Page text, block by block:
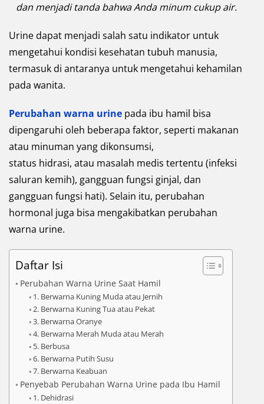
dan menjadi tanda bahwa Anda minum cukup air.
Urine dapat menjadi salah satu indikator untuk
mengetahui kondisi kesehatan tubuh manusia,
termasuk di antaranya untuk mengetahui kehamilan
pada wanita.
Perubahan warna urine pada ibu hamil bisa
dipengaruhi oleh beberapa faktor, seperti makanan
atau minuman yang dikonsumsi,
status hidrasi, atau masalah medis tertentu (infeksi
saluran kemih), gangguan fungsi ginjal, dan
gangguan fungsi hati). Selain itu, perubahan
hormonal juga bisa mengakibatkan perubahan
warna urine.
Daftar Isi
Perubahan Warna Urine Saat Hamil
1. Berwarna Kuning Muda atau Jernih
2. Berwarna Kuning Tua atau Pekat
3. Berwarna Oranye
4. Berwarna Merah Muda atau Merah
5. Berbusa
6. Berwarna Putih Susu
7. Berwarna Keabuan
Penyebab Perubahan Warna Urine pada Ibu Hamil
1. Dehidrasi